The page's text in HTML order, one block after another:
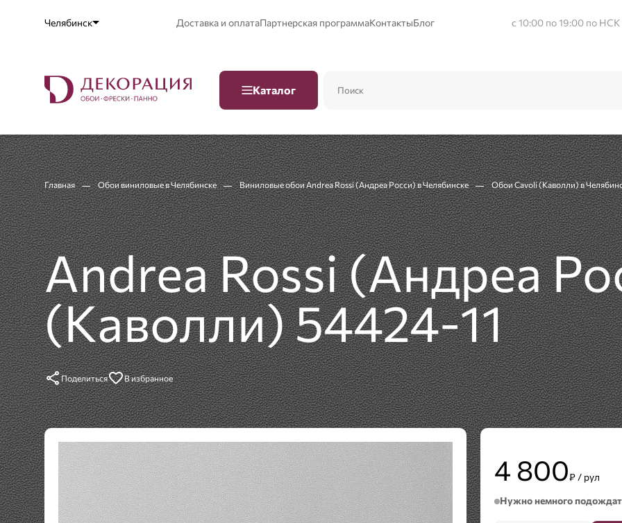
Челябинск Доставка и оплатаПартнерская программаКонтактыБлог с 10:00 по 19:00 по НСК
Каталог
Главная Обои виниловые в Челябинске Виниловые обои Andrea Rossi (Андреа Росси) в Челябинске Обои Cavoli (Каволли) в
Andrea Rossi (Андреа
(Каволли) 54424-11
Поделиться В избранное
4 800₽ / рул
Нужно немного